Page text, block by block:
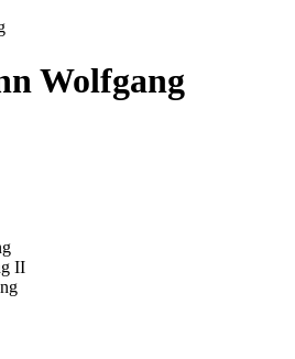
Wolfgang
II